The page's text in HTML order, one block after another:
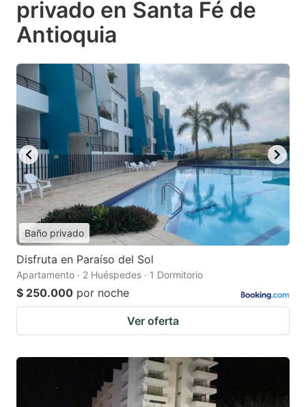
privado en Santa Fé de
Antioquia
Baño privado
Disfruta en Paraíso del Sol
Apartamento · 2 Huéspedes · 1 Dormitorio
$ 250.000 por noche
Ver oferta